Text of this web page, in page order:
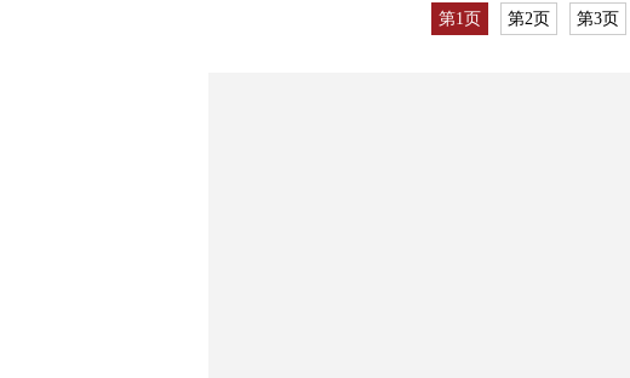
第1页 第2页 第3页